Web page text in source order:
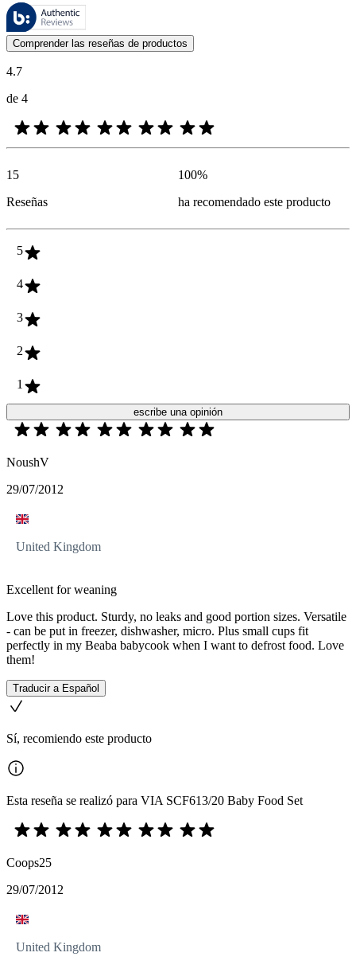
Estas reseñas las gestiona Bazaarvoice y cumplen con la política de
Las opiniones de los clientes en forma de reseñas de productos y
Comprender las reseñas de productos
4.7
de 4
15
Reseñas
100%
ha recomendado este producto
5
4
3
2
1
escribe una opinión
NoushV
29/07/2012
United Kingdom
Excellent for weaning
Love this product. Sturdy, no leaks and good portion sizes. Versatile
- can be put in freezer, dishwasher, micro. Plus small cups fit
perfectly in my Beaba babycook when I want to defrost food. Love
them!
Traducir a Español
Sí, recomiendo este producto
Esta reseña se realizó para VIA SCF613/20 Baby Food Set
Coops25
29/07/2012
United Kingdom